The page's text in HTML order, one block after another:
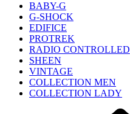
BABY-G
G-SHOCK
EDIFICE
PROTREK
RADIO CONTROLLED
SHEEN
VINTAGE
COLLECTION MEN
COLLECTION LADY